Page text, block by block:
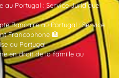
au Portugal : Service Juridique
Bancaire au Portugal : Service
Francophone 🏦
au Portugal
en droit de la famille au